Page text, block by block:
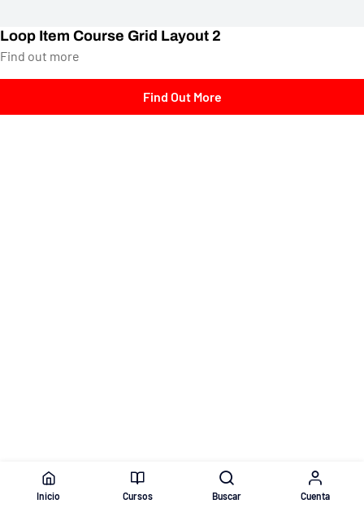
Loop Item Course Grid Layout 2
Find out more
Find Out More
Inicio Cursos Buscar Cuenta